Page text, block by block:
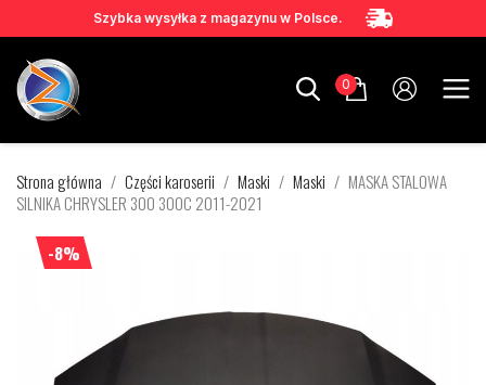
Szybka wysyłka z magazynu w Polsce.
0
Strona główna Części karoserii Maski Maski
MASKA STALOWA
SILNIKA CHRYSLER 300 300C 2011-2021
-8%